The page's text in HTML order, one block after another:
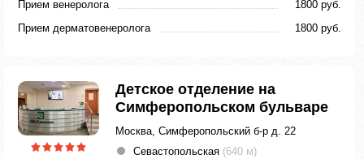
Прием венеролога
1800 руб.
Прием дерматовенеролога
1800 руб.
Детское отделение на
Симферопольском бульваре
Москва, Симферопольский б-р д. 22
Севастопольская (640 м)